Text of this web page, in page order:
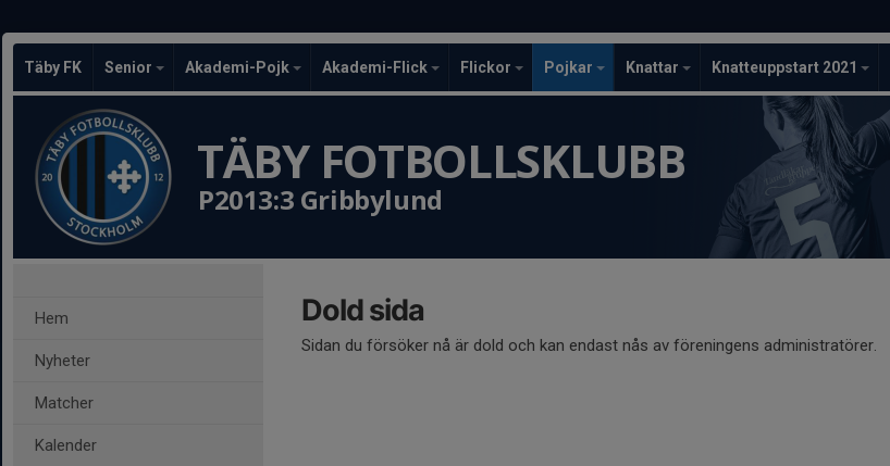
Täby FK Senior Akademi-Pojk Akademi-Flick Flickor Pojkar Knattar Knatteuppstart 2021
TÄBY FOTBOLLSKLUBB
P2013:3 Gribbylund
Hem
Nyheter
Matcher
Kalender
Dold sida
Sidan du försöker nå är dold och kan endast nås av föreningens administratörer.